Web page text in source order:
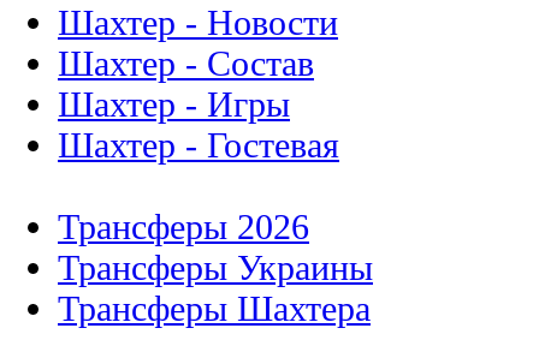
Шахтер - Новости
Шахтер - Состав
Шахтер - Игры
Шахтер - Гостевая
Трансферы 2026
Трансферы Украины
Трансферы Шахтера